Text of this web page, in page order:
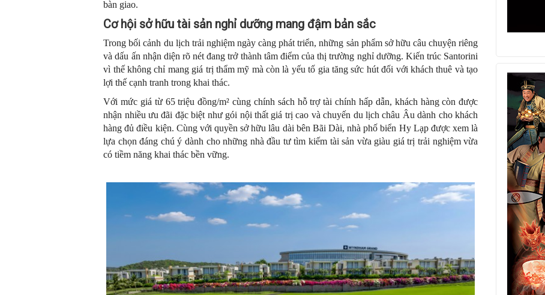
bàn giao.
Cơ hội sở hữu tài sản nghỉ dưỡng mang đậm bản sắc
Trong bối cảnh du lịch trải nghiệm ngày càng phát triển, những sản phẩm sở hữu câu chuyện riêng
và dấu ấn nhận diện rõ nét đang trở thành tâm điểm của thị trường nghỉ dưỡng. Kiến trúc Santorini
vì thế không chỉ mang giá trị thẩm mỹ mà còn là yếu tố gia tăng sức hút đối với khách thuê và tạo
lợi thế cạnh tranh trong khai thác.
Với mức giá từ 65 triệu đồng/m² cùng chính sách hỗ trợ tài chính hấp dẫn, khách hàng còn được
nhận nhiều ưu đãi đặc biệt như gói nội thất giá trị cao và chuyến du lịch châu Âu dành cho khách
hàng đủ điều kiện. Cùng với quyền sở hữu lâu dài bên Bãi Dài, nhà phố biển Hy Lạp được xem là
lựa chọn đáng chú ý dành cho những nhà đầu tư tìm kiếm tài sản vừa giàu giá trị trải nghiệm vừa
có tiềm năng khai thác bền vững.